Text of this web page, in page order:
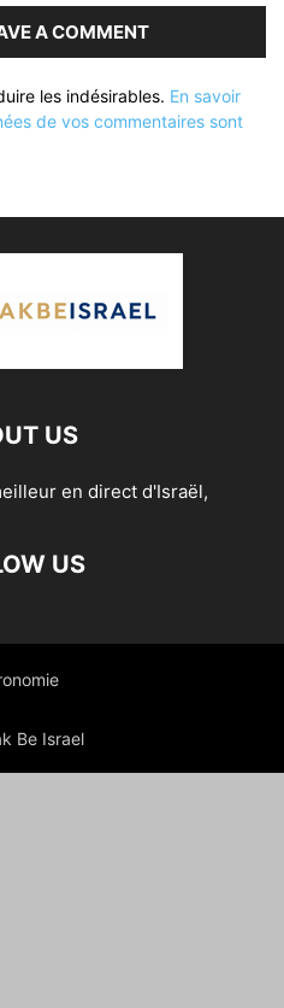
A COMMENT
les indésirables. En savoir
de vos commentaires sont
US
en direct d'Israël,
US
Be Israel